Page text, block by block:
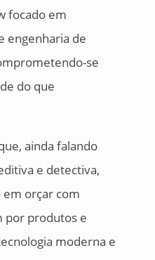
focado em
engenharia de
se
do que
ainda falando
e detectiva,
em orçar com
por produtos e
moderna e